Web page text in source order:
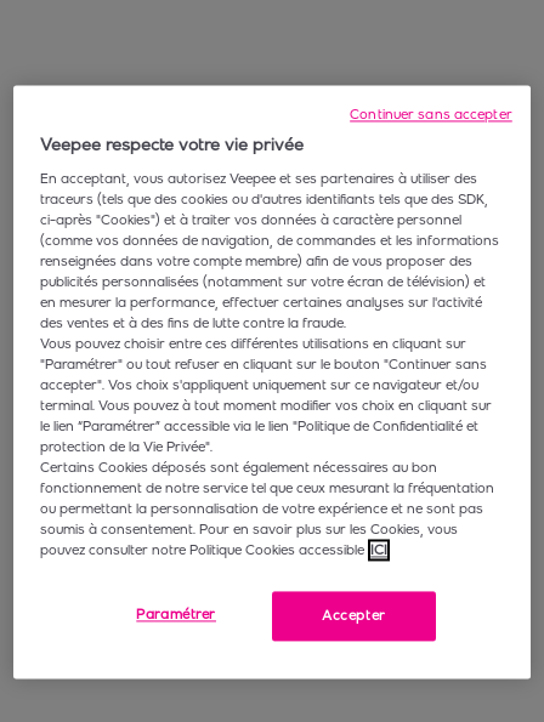
Veepee respecte votre vie privée
En acceptant, vous autorisez Veepee et ses partenaires à utiliser des
traceurs (tels que des cookies ou d'autres identifiants tels que des SDK,
ci-après "Cookies") et à traiter vos données à caractère personnel
(comme vos données de navigation, de commandes et les informations
renseignées dans votre compte membre) afin de vous proposer des
publicités personnalisées (notamment sur votre écran de télévision) et
en mesurer la performance, effectuer certaines analyses sur l'activité
des ventes et à des fins de lutte contre la fraude.
Vous pouvez choisir entre ces différentes utilisations en cliquant sur
"Paramétrer" ou tout refuser en cliquant sur le bouton "Continuer sans
accepter". Vos choix s'appliquent uniquement sur ce navigateur et/ou
terminal. Vous pouvez à tout moment modifier vos choix en cliquant sur
le lien “Paramétrer” accessible via le lien "Politique de Confidentialité et
protection de la Vie Privée".
Certains Cookies déposés sont également nécessaires au bon
fonctionnement de notre service tel que ceux mesurant la fréquentation
ou permettant la personnalisation de votre expérience et ne sont pas
soumis à consentement. Pour en savoir plus sur les Cookies, vous
pouvez consulter notre Politique Cookies accessible ICI
Accepter
Paramétrer
Continuer sans accepter